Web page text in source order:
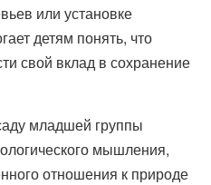
или установке
детям понять, что
свой вклад в сохранение
младшей группы
мышления,
отношения к природе